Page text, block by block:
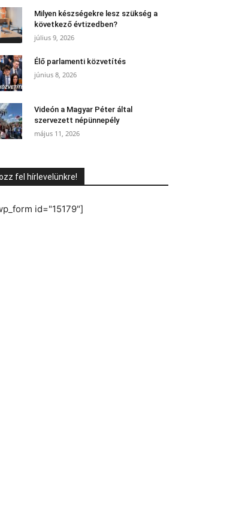
Milyen készségekre lesz szükség a
következő évtizedben?
július 9, 2026
Élő parlamenti közvetítés
június 8, 2026
Videón a Magyar Péter által
szervezett népünnepély
május 11, 2026
fel hírlevelünkre!
id="15179"]